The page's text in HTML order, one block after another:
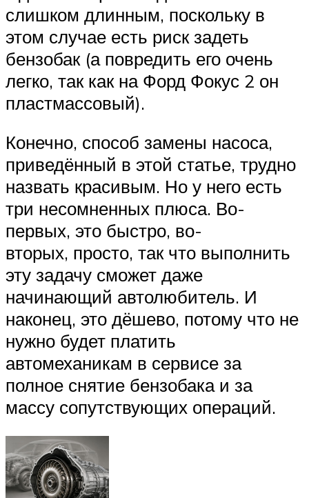
слишком длинным, поскольку в
этом случае есть риск задеть
бензобак (а повредить его очень
легко, так как на Форд Фокус 2 он
пластмассовый).
Конечно, способ замены насоса,
приведённый в этой статье, трудно
назвать красивым. Но у него есть
три несомненных плюса. Во-
первых, это быстро, во-
вторых, просто, так что выполнить
эту задачу сможет даже
начинающий автолюбитель. И
наконец, это дёшево, потому что не
нужно будет платить
автомеханикам в сервисе за
полное снятие бензобака и за
массу сопутствующих операций.